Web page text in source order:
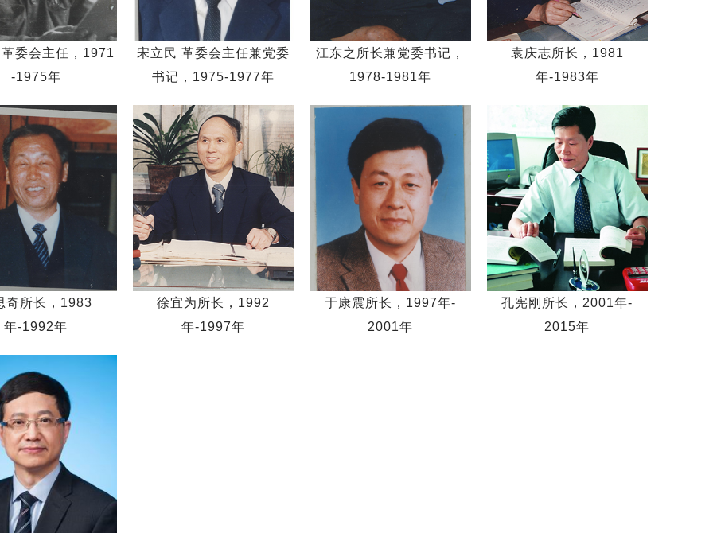
委会主任，1971
-1975年
宋立民 革委会主任兼党委
书记，1975-1977年
江东之所长兼党委书记，
1978-1981年
袁庆志所长，1981
年-1983年
奇所长，1983
年-1992年
徐宜为所长，1992
年-1997年
于康震所长，1997年-
2001年
孔宪刚所长，2001年-
2015年